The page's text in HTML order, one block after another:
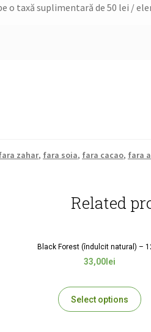
o taxă suplimentară de 50 lei /
zahar, fara soia, fara cacao, fara
Related
Black Forest (îndulcit natural) –
33,00 lei
Select options